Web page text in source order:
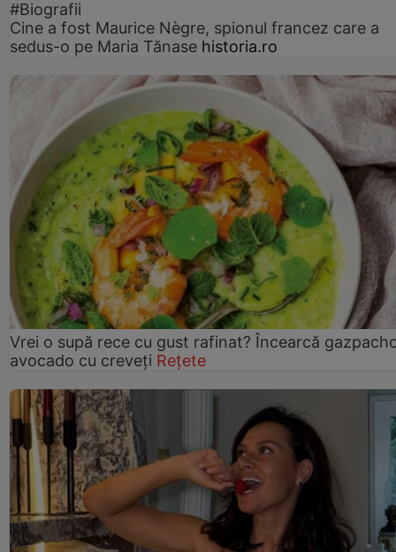
#Biografii
Cine a fost Maurice Nègre, spionul francez care a
sedus-o pe Maria Tănase historia.ro
Vrei o supă rece cu gust rafinat? Încearcă
avocado cu creveți Rețete